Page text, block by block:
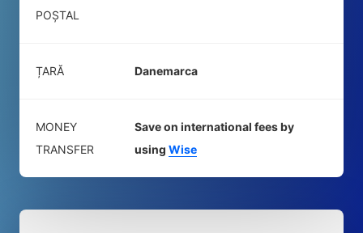
POŞTAL
ȚARĂ Danemarca
MONEY
TRANSFER
Save on international fees by
using Wise